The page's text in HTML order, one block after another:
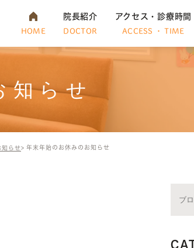
HOME
院長紹介
DOCTOR
アクセス・診療時間
ACCESS ・ TIME
知らせ
知らせ 年末年始のお休みのお知らせ